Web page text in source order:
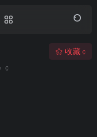
0
收藏 0